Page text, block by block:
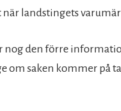
landstingets
nog den förre
om saken kommer på